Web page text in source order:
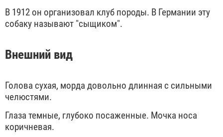
В 1912 он организовал клуб породы. В Германии эту
собаку называют "сыщиком".
Внешний вид
Голова сухая, морда довольно длинная с сильными
челюстями.
Глаза темные, глубоко посаженные. Мочка носа
коричневая.